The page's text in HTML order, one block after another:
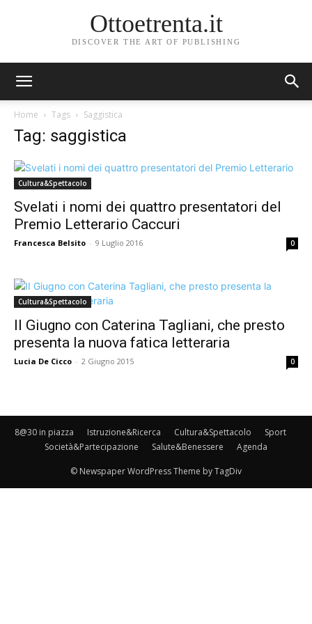
Ottoetrenta.it
DISCOVER THE ART OF PUBLISHING
Home Tags Saggistica
Tag: saggistica
Cultura&Spettacolo
Svelati i nomi dei quattro presentatori del
Premio Letterario Caccuri
Francesca Belsito - 9 Luglio 2016 0
Cultura&Spettacolo
II Giugno con Caterina Tagliani, che presto
presenta la nuova fatica letteraria
Lucia De Cicco - 2 Giugno 2015 0
8@30 in piazza Istruzione&Ricerca Cultura&Spettacolo
Sport
Società&Partecipazione
Salute&Benessere Agenda
© Newspaper WordPress Theme by TagDiv